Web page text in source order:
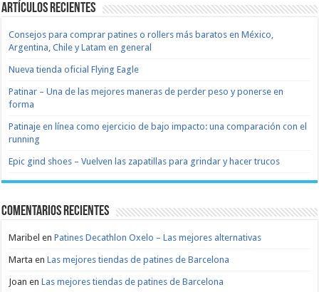
Artículos recientes
Consejos para comprar patines o rollers más baratos en México,
Argentina, Chile y Latam en general
Nueva tienda oficial Flying Eagle
Patinar – Una de las mejores maneras de perder peso y ponerse en
forma
Patinaje en línea como ejercicio de bajo impacto: una comparación con el
running
Epic gind shoes – Vuelven las zapatillas para grindar y hacer trucos
Comentarios recientes
Maribel enPatines Decathlon Oxelo – Las mejores alternativas
Marta enLas mejores tiendas de patines de Barcelona
Joan enLas mejores tiendas de patines de Barcelona